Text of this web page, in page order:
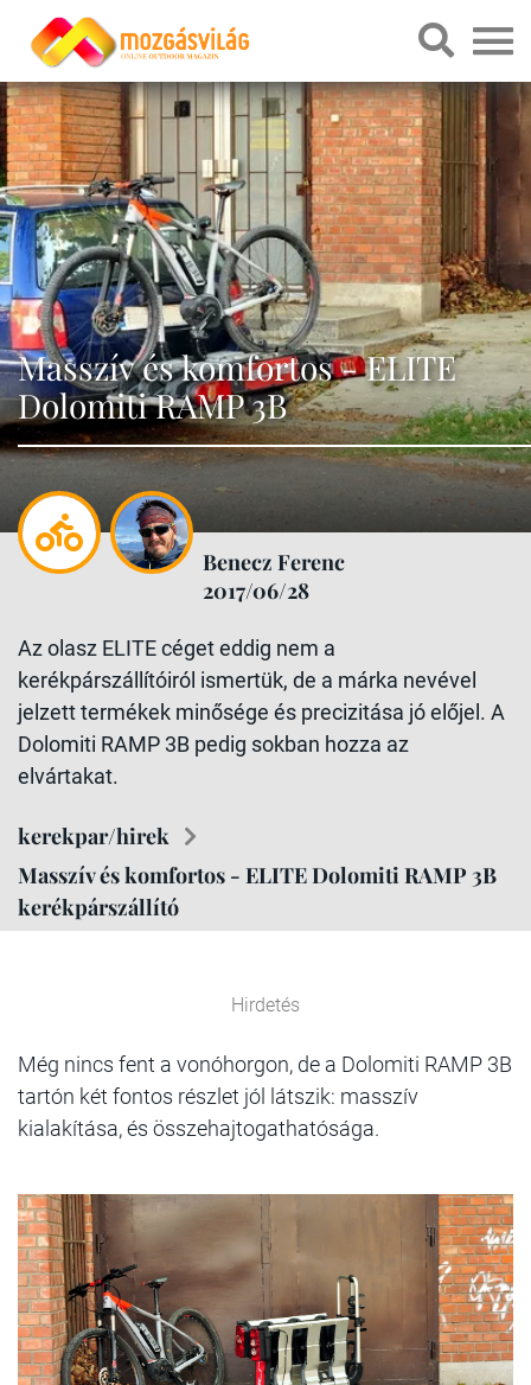
Masszív és komfortos - ELITE
Dolomiti RAMP 3B
Benecz Ferenc
2017/06/28
Az olasz ELITE céget eddig nem a
kerékpárszállítóiról ismertük, de a márka nevével
jelzett termékek minősége és precizitása jó előjel. A
Dolomiti RAMP 3B pedig sokban hozza az
elvártakat.
kerekpar/hirek
Masszív és komfortos - ELITE Dolomiti RAMP 3B
kerékpárszállító
Hirdetés
Még nincs fent a vonóhorgon, de a Dolomiti RAMP 3B
tartón két fontos részlet jól látszik: masszív
kialakítása, és összehajtogathatósága.